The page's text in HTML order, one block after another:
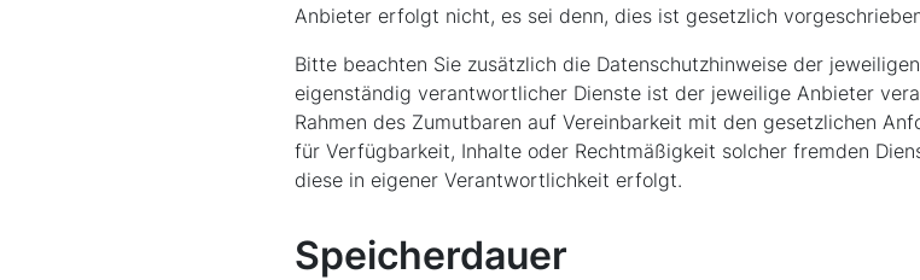
Anbieter erfolgt nicht, es sei denn, dies ist gesetzlich
Bitte beachten Sie zusätzlich die Datenschutzhinweise der
eigenständig verantwortlicher Dienste ist der jeweilige Anbieter
Rahmen des Zumutbaren auf Vereinbarkeit mit den gesetzlichen
für Verfügbarkeit, Inhalte oder Rechtmäßigkeit solcher fremden
diese in eigener Verantwortlichkeit erfolgt.
Speicherdauer